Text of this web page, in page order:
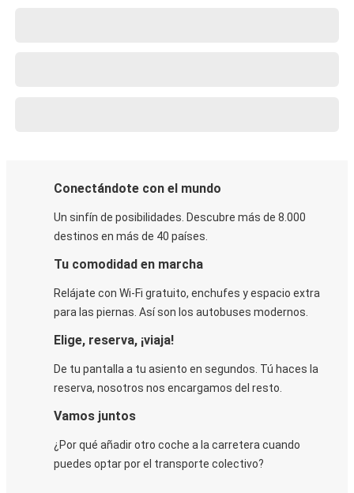
Conectándote con el mundo
Un sinfín de posibilidades. Descubre más de 8.000
destinos en más de 40 países.
Tu comodidad en marcha
Relájate con Wi-Fi gratuito, enchufes y espacio extra
para las piernas. Así son los autobuses modernos.
Elige, reserva, ¡viaja!
De tu pantalla a tu asiento en segundos. Tú haces la
reserva, nosotros nos encargamos del resto.
Vamos juntos
¿Por qué añadir otro coche a la carretera cuando
puedes optar por el transporte colectivo?